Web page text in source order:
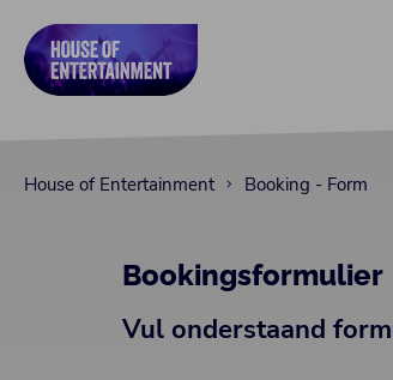
House of Entertainment Booking - Form
Bookingsformulier
Vul onderstaand